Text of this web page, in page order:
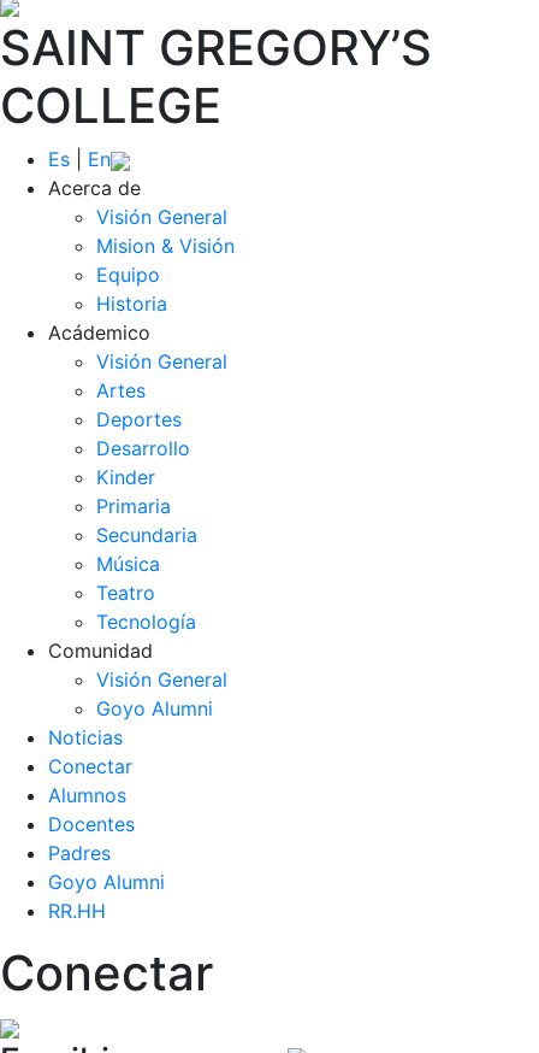
SAINT GREGORY’S
COLLEGE
Es
En
Acerca de
Visión General
Mision & Visión
Equipo
Historia
Acádemico
Visión General
Artes
Deportes
Desarrollo
Kinder
Primaria
Secundaria
Música
Teatro
Tecnología
Comunidad
Visión General
Goyo Alumni
Noticias
Conectar
Alumnos
Docentes
Padres
Goyo Alumni
RR.HH
Conectar